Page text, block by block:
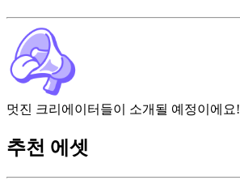
멋진 크리에이터들이 소개될 예정이에요!
추천 에셋